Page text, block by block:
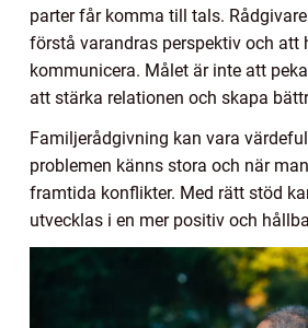
parter får komma till tals.
förstå varandras perspektiv och att
kommunicera. Målet är inte att
att stärka relationen och skapa
Familjerådgivning kan vara
problemen känns stora och när
framtida konflikter. Med rätt stöd
utvecklas i en mer positiv och